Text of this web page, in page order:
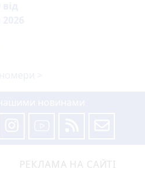
РЕКЛАМА НА САЙТІ